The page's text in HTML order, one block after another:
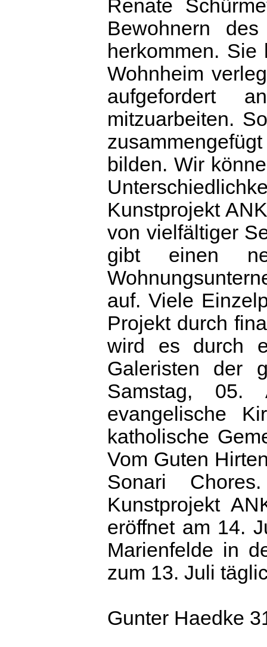
Renate
Bewohnern
herkommen.
Wohnheim
aufgefordert
mitzuarbeiten.
bilden. Wir
Kunstprojekt
von vielfältiger
gibt einen
auf. Viele
Projekt durch
wird es durch
Galeristen der
Samstag, 05.
evangelische
katholische
Vom Guten
Sonari
Kunstprojekt
eröffnet am 14.
Marienfelde in
zum 13. Juli
Gunter Haedke